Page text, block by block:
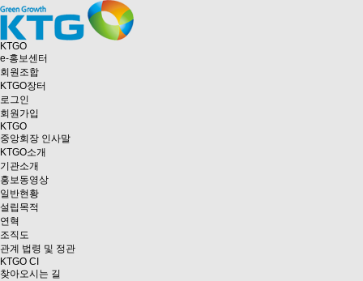
KTGO
e-홍보센터
회원조합
KTGO장터
로그인
회원가입
KTGO
중앙회장 인사말
KTGO소개
기관소개
홍보동영상
일반현황
설립목적
연혁
조직도
관계 법령 및 정관
KTGO CI
찾아오시는 길